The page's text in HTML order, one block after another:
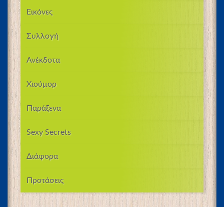
Εικόνες
Συλλογή
Ανέκδοτα
Χιούμορ
Παράξενα
Sexy Secrets
Διάφορα
Προτάσεις